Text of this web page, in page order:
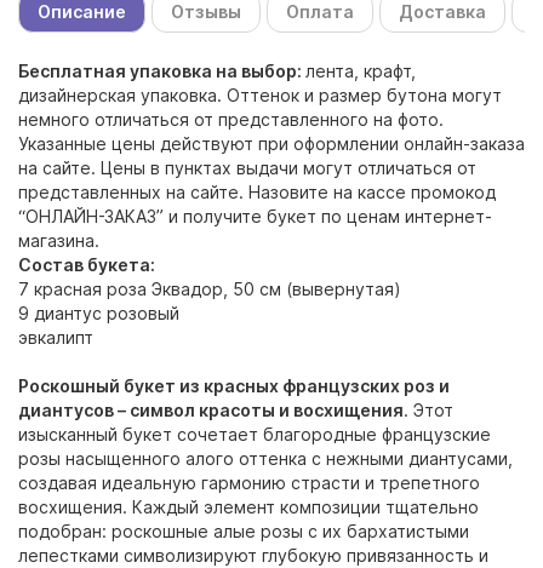
Описание Отзывы Оплата Доставка
Бесплатная упаковка на выбор: лента, крафт,
дизайнерская упаковка. Оттенок и размер бутона могут
немного отличаться от представленного на фото.
Указанные цены действуют при оформлении онлайн-заказа
на сайте. Цены в пунктах выдачи могут отличаться от
представленных на сайте. Назовите на кассе промокод
“ОНЛАЙН-ЗАКАЗ” и получите букет по ценам интернет-
магазина.
Состав букета:
7 красная роза Эквадор, 50 см (вывернутая)
9 диантус розовый
эвкалипт
Роскошный букет из красных французских роз и
диантусов – символ красоты и восхищения. Этот
изысканный букет сочетает благородные французские
розы насыщенного алого оттенка с нежными диантусами,
создавая идеальную гармонию страсти и трепетного
восхищения. Каждый элемент композиции тщательно
подобран: роскошные алые розы с их бархатистыми
лепестками символизируют глубокую привязанность и